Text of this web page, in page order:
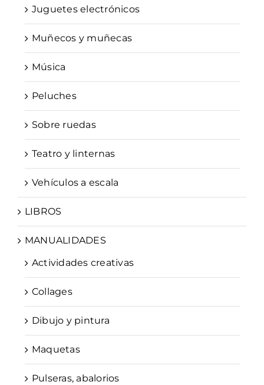
Juguetes electrónicos
Muñecos y muñecas
Música
Peluches
Sobre ruedas
Teatro y linternas
Vehículos a escala
LIBROS
MANUALIDADES
Actividades creativas
Collages
Dibujo y pintura
Maquetas
Pulseras, abalorios